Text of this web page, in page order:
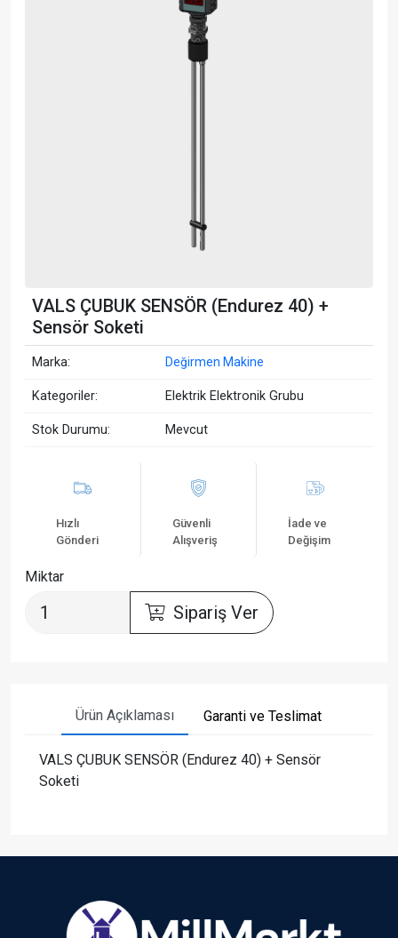
VALS ÇUBUK SENSÖR (Endurez 40) +
Sensör Soketi
Marka: Değirmen Makine
Kategoriler: Elektrik Elektronik Grubu
Stok Durumu: Mevcut
Hızlı
Gönderi
Güvenli
Alışveriş
İade ve
Değişim
Miktar
Sipariş Ver
Ürün Açıklaması Garanti ve Teslimat
VALS ÇUBUK SENSÖR (Endurez 40) + Sensör
Soketi